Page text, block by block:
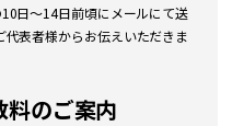
日～14日前頃にメールにて送
表者様からお伝えいただきま
料のご案内